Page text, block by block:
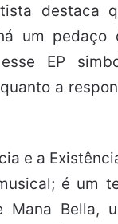
destaca
um pedaço
EP
a
e a
é um
Mana Bella,